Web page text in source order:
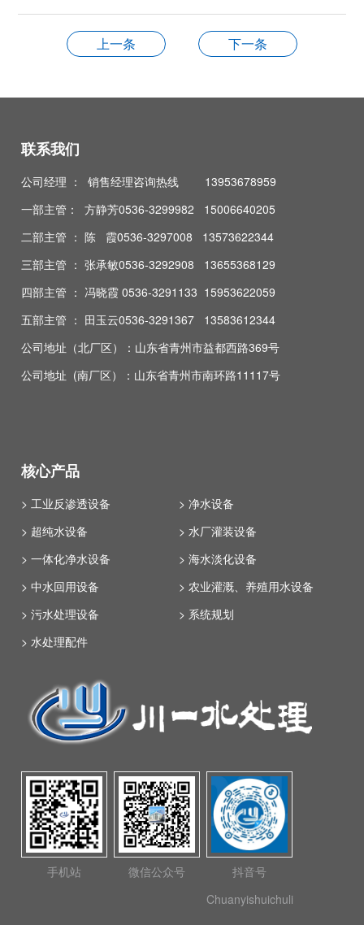
上一条 下一条
联系我们
公司经理 ： 销售经理咨询热线 13953678959
一部主管： 方静芳0536-3299982 15006640205
二部主管 ： 陈 霞0536-3297008 13573622344
三部主管 ： 张承敏0536-3292908 13655368129
四部主管 ： 冯晓霞 0536-3291133 15953622059
五部主管 ： 田玉云0536-3291367 13583612344
公司地址（北厂区）：山东省青州市益都西路369号
公司地址 (南厂区）：山东省青州市南环路11117号
核心产品
> 工业反渗透设备
> 净水设备
> 超纯水设备
> 水厂灌装设备
> 一体化净水设备
> 海水淡化设备
> 中水回用设备
> 农业灌溉、养殖用水设备
> 污水处理设备
> 系统规划
> 水处理配件
手机站 微信公众号
抖音号
Chuanyishuichuli